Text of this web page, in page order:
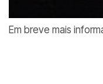
Em breve mais